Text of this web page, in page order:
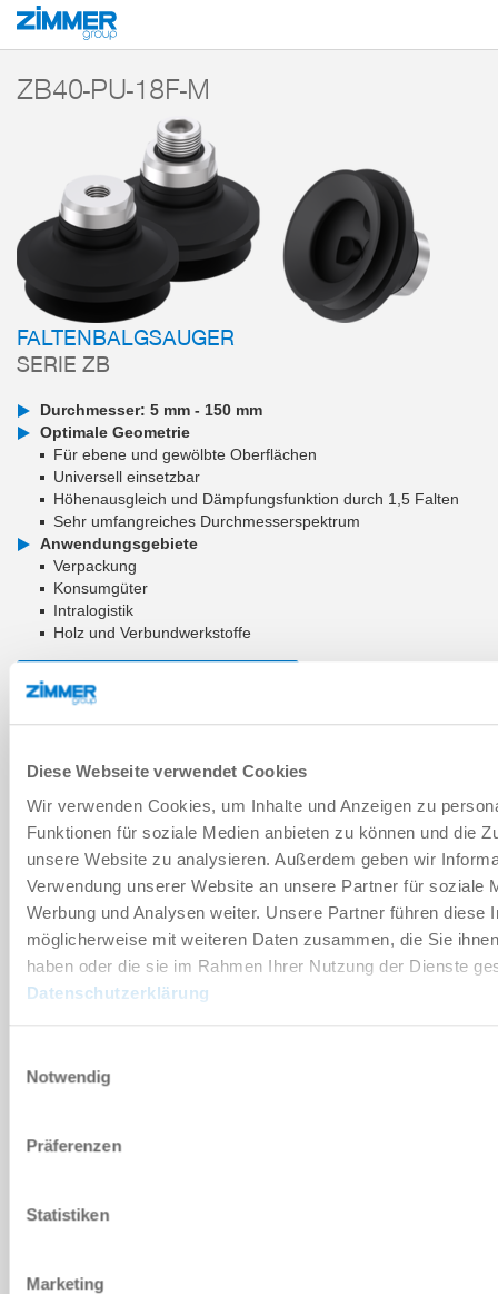
Diese Webseite verwendet Cookies
Wir verwenden Cookies, um Inhalte und Anzeigen zu
Funktionen für soziale Medien anbieten zu können und die
unsere Website zu analysieren. Außerdem geben wir
Verwendung unserer Website an unsere Partner für soziale
Werbung und Analysen weiter. Unsere Partner führen diese
möglicherweise mit weiteren Daten zusammen, die Sie
haben oder die sie im Rahmen Ihrer Nutzung der Dienste
Datenschutzerklärung
Notwendig
Präferenzen
Statistiken
Marketing
Start Produkte
ZB40-PU-18F-M
FALTENBALGSAUGER
SERIE ZB
Durchmesser: 5 mm - 150 mm
Optimale Geometrie
Für ebene und gewölbte Oberflächen
Universell einsetzbar
Höhenausgleich und Dämpfungsfunktion durch 1,5 Falten
Sehr umfangreiches Durchmesserspektrum
Anwendungsgebiete
Verpackung
Konsumgüter
Intralogistik
Holz und Verbundwerkstoffe
ZUM WARENKORB HINZUFÜGEN
Technische Daten
Verschleißteil
DOWNLOADS